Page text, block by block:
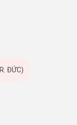
ĐỨC)